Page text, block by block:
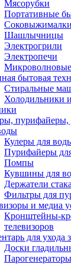
Мясорубки
Портативные
Соковыжималки
Шашлычницы
Электрогрили
Электропечи
бытовая
Стиральные
Холодильники
Кулеры для
Пурифайеры
Помпы
Кувшины для
Держатели
Фильтры для
и медиа
Кронштейны-
телевизоров
для ухода
Доски
Парогенераторы